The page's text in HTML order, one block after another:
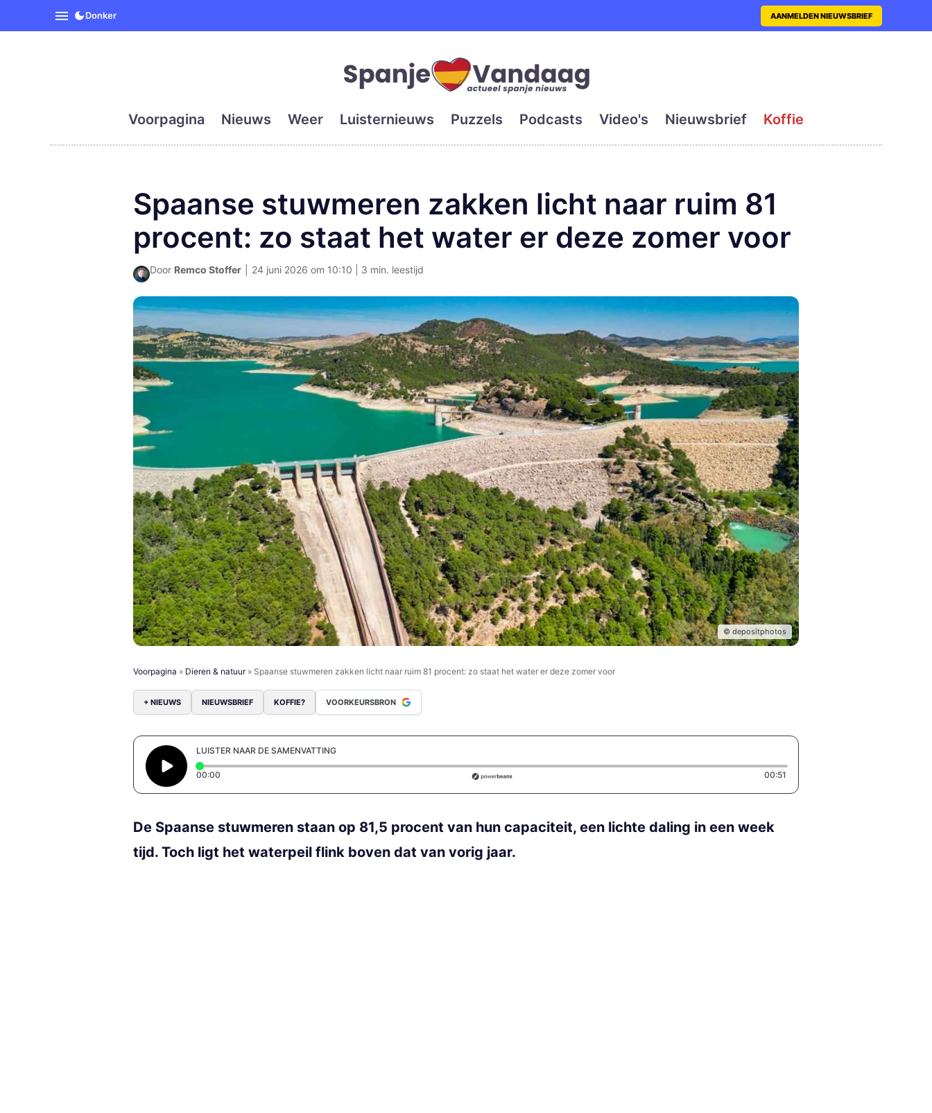
SpanjeVandaag is de eerste en grootste digitale krant met actueel en
Donker AANMELDEN NIEUWSBRIEF
Voorpagina Nieuws Weer Luisternieuws Puzzels Podcasts Video's Nieuwsbrief Koffie
Spaanse stuwmeren zakken licht naar ruim 81
procent: zo staat het water er deze zomer voor
Door Remco Stoffer 24 juni 2026 om 10:10 | 3 min. leestijd
© depositphotos
Voorpagina » Dieren & natuur» Spaanse stuwmeren zakken licht naar ruim 81 procent: zo staat het water er deze zomer voor
+ NIEUWS NIEUWSBRIEF KOFFIE? VOORKEURSBRON
LUISTER NAAR DE SAMENVATTING
00:00 00:51
De Spaanse stuwmeren staan op 81,5 procent van hun capaciteit, een lichte daling in een week
tijd. Toch ligt het waterpeil flink boven dat van vorig jaar.